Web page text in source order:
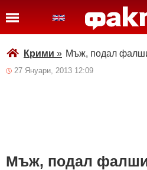
Крими » Мъж, подал
27 Януари, 2013 12:09
Мъж, подал